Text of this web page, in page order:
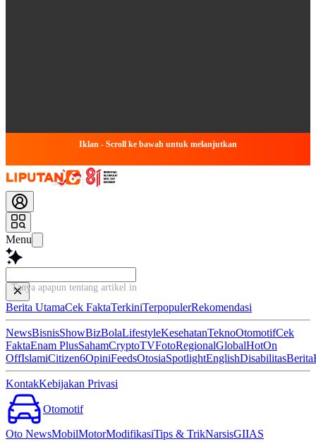
Iklan - Scroll ke bawah untuk melanjutkan
Menu
Tanya apapun tentang artikel ini...
Berita UtamaCek FaktaTerkiniTerpopulerRekomendasi
NewsBisnisShowBizBolaLifestyleKesehatanTeknoOtomotifCek
FaktaEnam PlusSahamCryptoTVFotoRegionalGlobalHotOn
OffIslamiCitizen6OpiniFeedsOtosiaSpotlightEnglishDisabilitasBerita
KontakKebijakan Privasi
Otomotif
Oto NewsMobilMotorModifikasiTips & TrikNarsisGIIAS